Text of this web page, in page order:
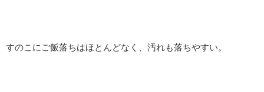
すのこにご飯落ちはほとんどなく、汚れも落ちやすい。